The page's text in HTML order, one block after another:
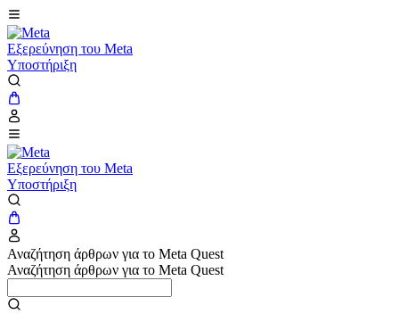
Εξερεύνηση του Meta
Υποστήριξη
Εξερεύνηση του Meta
Υποστήριξη
Αναζήτηση άρθρων για το Meta Quest
Αναζήτηση άρθρων για το Meta Quest